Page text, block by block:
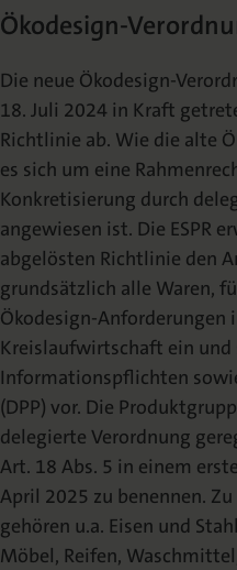
Ökodesign-
Die neue Ökodesign-
18. Juli 2024 in Kraft
Richtlinie ab. Wie die alte
es sich um eine
Konkretisierung durch
angewiesen ist. Die ESPR
abgelösten Richtlinie den
grundsätzlich alle Waren,
Ökodesign-Anforderungen
Kreislaufwirtschaft ein
Informationspflichten
(DPP) vor. Die
delegierte Verordnung
Art. 18 Abs. 5 in einem
April 2025 zu benennen.
gehören u.a. Eisen und
Möbel, Reifen,